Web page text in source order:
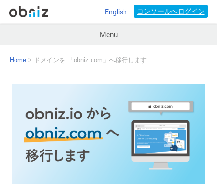
English コンソールへログイン
Menu
Home > ドメインを 「obniz.com」へ移行します